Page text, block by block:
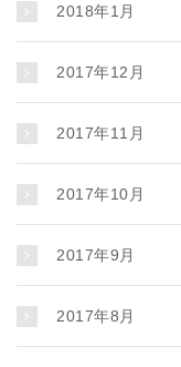
2018年1月
2017年12月
2017年11月
2017年10月
2017年9月
2017年8月